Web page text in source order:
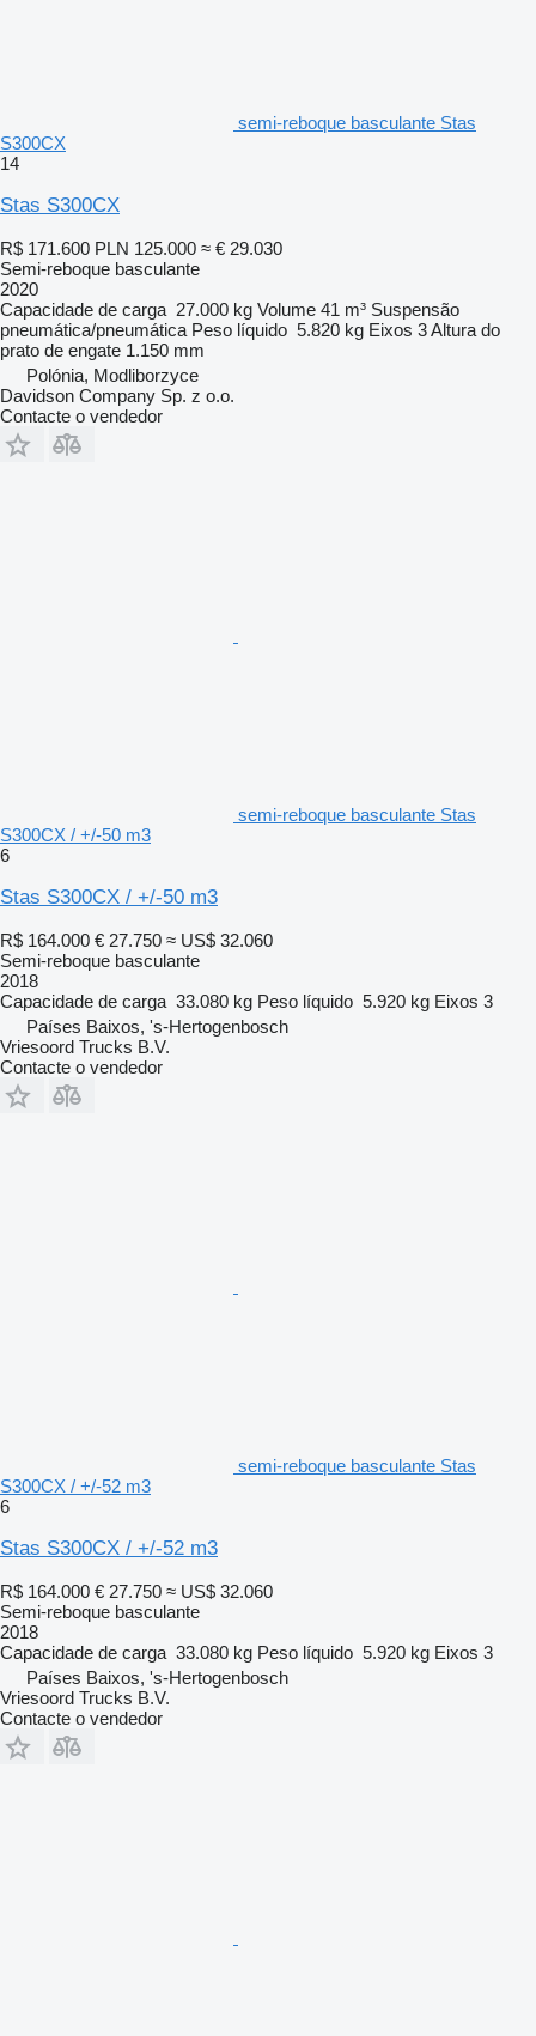
semi-reboque basculante Stas
S300CX
14
Stas S300CX
R$ 171.600 PLN 125.000 ≈ € 29.030
Semi-reboque basculante
2020
Capacidade de carga 27.000 kg Volume 41 m³ Suspensão
pneumática/pneumática Peso líquido 5.820 kg Eixos 3Altura do
prato de engate 1.150 mm
Polónia, Modliborzyce
Davidson Company Sp. z o.o.
Contacte o vendedor
semi-reboque basculante Stas
S300CX / +/-50 m3
6
Stas S300CX / +/-50 m3
R$ 164.000 € 27.750 ≈ US$ 32.060
Semi-reboque basculante
2018
Capacidade de carga 33.080 kg Peso líquido 5.920 kg Eixos 3
Países Baixos, 's-Hertogenbosch
Vriesoord Trucks B.V.
Contacte o vendedor
semi-reboque basculante Stas
S300CX / +/-52 m3
6
Stas S300CX / +/-52 m3
R$ 164.000 € 27.750 ≈ US$ 32.060
Semi-reboque basculante
2018
Capacidade de carga 33.080 kg Peso líquido 5.920 kg Eixos 3
Países Baixos, 's-Hertogenbosch
Vriesoord Trucks B.V.
Contacte o vendedor